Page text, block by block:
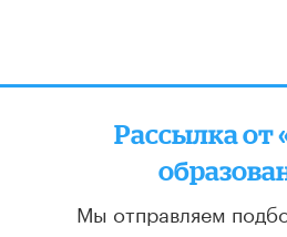
Рассылка от
Мы отправляем